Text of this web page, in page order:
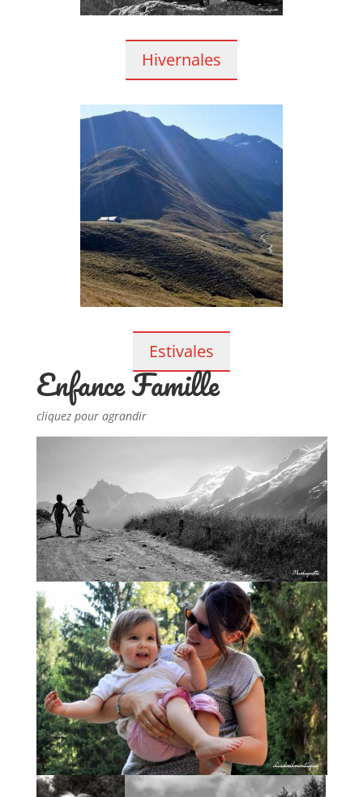
Hivernales
Estivales
Enfance Famille
cliquez pour agrandir